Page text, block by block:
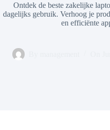
Ontdek de beste zakelijke
dagelijks gebruik. Verhoog je
en efficiënte